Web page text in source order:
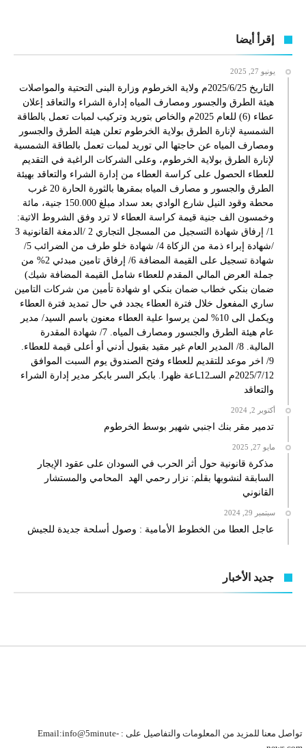
إقرأ أيضا
يونيو 27, 2025
التاريخ 2025/6/25م ولاية الخرطوم وزارة البنى التحتية والمواصلات
هيئة الطرق والجسور ومصارف المياه إدارة الشراء والتعاقد إعلان
عطاء (6) للعام 2025م والخاص بتوريد وتركيب لمبات تعمل بالطاقة
الشمسية لإنارة الطرق بولاية الخرطوم تعلن هيئة الطرق والجسور
ومصارف المياه عن حاجتها الي توريد لمبات تعمل بالطاقة الشمسية
لإنارة الطرق بولاية الخرطوم، وعلى الشركات الراغبة في التقديم
للعطاء الحصول على كراسة العطاء من إدارة الشراء والتعاقد بهيئة
الطرق والجسور و مصارف المياه بمقرها بالثورة الحارة 20 غرب
محطة وقود النيل شارع الوادي بعد سداد مبلغ 150.000 جنية، مائة
وخمسون الف جنية قيمة كراسة العطاء لا ترد وفق الشروط الاتية:
1/ إرفاق شهادة التسجيل من المسجل التجاري 2 /الدمغة القانونية 3
/شهادة إبراء ذمة من الزكاة 4/ شهادة خلو طرف من الضرائب 5/
شهادة تسجيل على القيمة المضافة 6/ إرفاق تامين مبدئي 2% من
جملة العرض المالي المقدم للعطاء شامل القيمة المضافة شيك)
ضمان بنكي خطاب ضمان بنكي او شهادة تأمين من شركات التامين
ساري المفعول خلال فترة العطاء يجدد في حال تمديد فترة العطاء
ويكمل الى 10% لمن يرسوا علية العطاء معنون باسم السيد/ مدير
عام هيئة الطرق والجسور ومصارف المياه. 7/ شهادة المقدرة
المالية. 8/ المدير العام غير مقيد بقبول أدني أو أعلى قيمة للعطاء.
9/ اخر موعد للتقديم للعطاء وفتح الصندوق يوم السبت الموافق
2025/7/12م السـ12ـاعة ظهرا. بابكر السر بابكر مدير إدارة الشراء
والتعاقد
أكتوبر 2, 2024
تدمير مقر بنك اجنبي شهير بوسط الخرطوم
مايو 27, 2025
مذكرة قانونية حول أثر الحرب في السودان على عقود الإيجار
السابقة لنشوبها بقلم: نزار رحمي الهد المحامي والمستشار
القانوني
سبتمبر 29, 2024
عاجل العطا من الخطوط الأمامية : وصول أسلحة جديدة للجيش
جديد الأخبار
تواصل معنا للمزيد من المعلومات والتفاصيل على : Email:info@5minute-